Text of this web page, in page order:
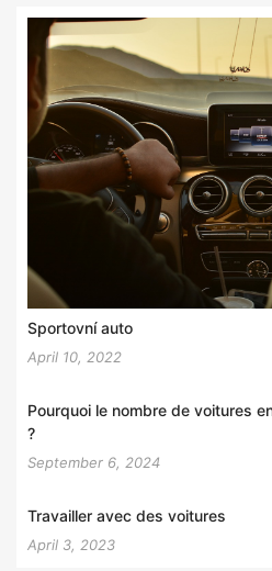
Sportovní auto
April 10, 2022
Pourquoi le nombre de voitures
?
September 6, 2024
Travailler avec des voitures
April 3, 2023